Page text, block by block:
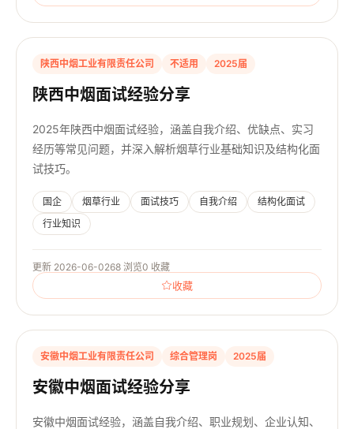
陕西中烟工业有限责任公司 不适用 2025届
陕西中烟面试经验分享
2025年陕西中烟面试经验，涵盖自我介绍、优缺点、实习
经历等常见问题，并深入解析烟草行业基础知识及结构化面
试技巧。
国企 烟草行业 面试技巧 自我介绍
结构化面试
行业知识
更新 2026-06-0268 浏览0 收藏
收藏
安徽中烟工业有限责任公司 综合管理岗 2025届
安徽中烟面试经验分享
安徽中烟面试经验，涵盖自我介绍、职业规划、企业认知、